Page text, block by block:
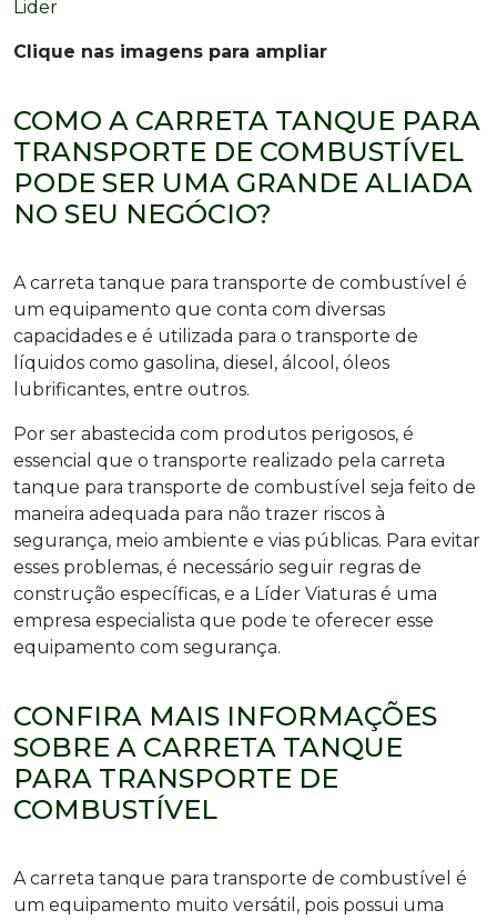
Clique nas imagens para ampliar
COMO A CARRETA TANQUE PARA
TRANSPORTE DE COMBUSTÍVEL
PODE SER UMA GRANDE ALIADA
NO SEU NEGÓCIO?
A carreta tanque para transporte de combustível é
um equipamento que conta com diversas
capacidades e é utilizada para o transporte de
líquidos como gasolina, diesel, álcool, óleos
lubrificantes, entre outros.
Por ser abastecida com produtos perigosos, é
essencial que o transporte realizado pela carreta
tanque para transporte de combustível seja feito de
maneira adequada para não trazer riscos à
segurança, meio ambiente e vias públicas. Para evitar
esses problemas, é necessário seguir regras de
construção específicas, e a Líder Viaturas é uma
empresa especialista que pode te oferecer esse
equipamento com segurança.
CONFIRA MAIS INFORMAÇÕES
SOBRE A CARRETA TANQUE
PARA TRANSPORTE DE
COMBUSTÍVEL
A carreta tanque para transporte de combustível é
um equipamento muito versátil, pois possui uma